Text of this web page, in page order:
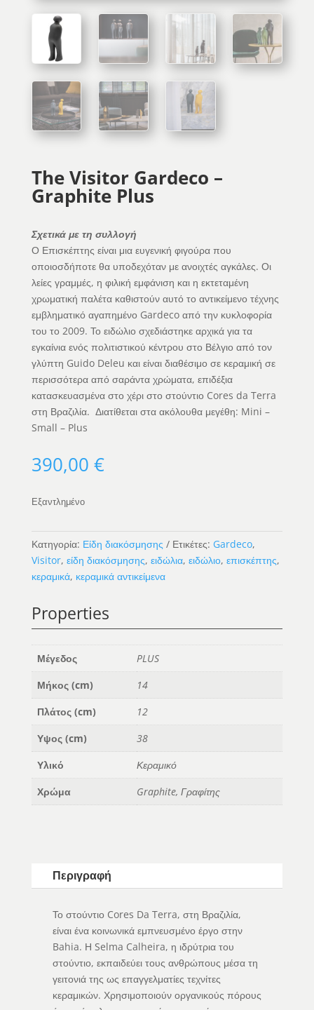
The Visitor Gardeco –
Graphite Plus
Σχετικά με τη συλλογή
Ο Επισκέπτης είναι μια ευγενική φιγούρα που
οποιοσδήποτε θα υποδεχόταν με ανοιχτές αγκάλες. Οι
λείες γραμμές, η φιλική εμφάνιση και η εκτεταμένη
χρωματική παλέτα καθιστούν αυτό το αντικείμενο τέχνης
εμβληματικό αγαπημένο Gardeco από την κυκλοφορία
του το 2009. Το ειδώλιο σχεδιάστηκε αρχικά για τα
εγκαίνια ενός πολιτιστικού κέντρου στο Βέλγιο από τον
γλύπτη Guido Deleu και είναι διαθέσιμο σε κεραμική σε
περισσότερα από σαράντα χρώματα, επιδέξια
κατασκευασμένα στο χέρι στο στούντιο Cores da Terra
στη Βραζιλία. Διατίθεται στα ακόλουθα μεγέθη: Mini –
Small – Plus
390,00 €
Εξαντλημένο
Κατηγορία: Είδη διακόσμησης Ετικέτες: Gardeco,
Visitor, είδη διακόσμησης, ειδώλια, ειδώλιο, επισκέπτης,
κεραμικά, κεραμικά αντικείμενα
Properties
Μέγεδος
PLUS
Μήκος (cm)
14
Πλάτος (cm)
12
Υψος (cm)
38
Υλικό
Κεραμικό
Χρώμα
Graphite, Γραφίτης
Περιγραφή
Το στούντιο Cores Da Terra, στη Βραζιλία,
είναι ένα κοινωνικά εμπνευσμένο έργο στην
Bahia. Η Selma Calheira, η ιδρύτρια του
στούντιο, εκπαιδεύει τους ανθρώπους μέσα τη
γειτονιά της ως επαγγελματίες τεχνίτες
κεραμικών. Χρησιμοποιούν οργανικούς πόρους